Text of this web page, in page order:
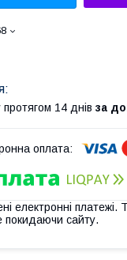
14 днів за
електронні
покидаючи сайту.